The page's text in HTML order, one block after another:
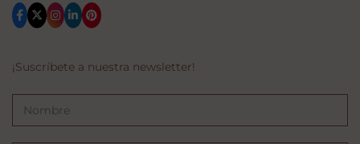
¡Suscríbete a nuestra newsletter!